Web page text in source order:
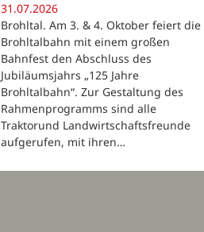
31.07.2026
Brohltal. Am 3. & 4. Oktober feiert die
Brohltalbahn mit einem großen
Bahnfest den Abschluss des
Jubiläumsjahrs „125 Jahre
Brohltalbahn“. Zur Gestaltung des
Rahmenprogramms sind alle
Traktorund Landwirtschaftsfreunde
aufgerufen, mit ihren…